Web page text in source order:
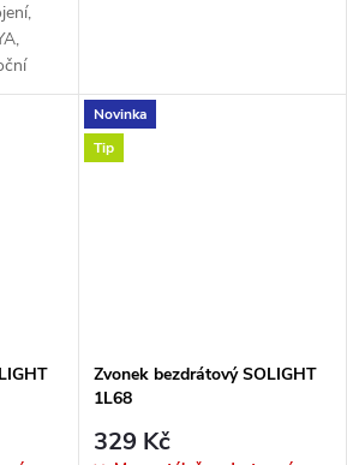
úhel
Novinka
Tip
Zvonek bezdrátový SOLIGHT
1L68
329 Kč